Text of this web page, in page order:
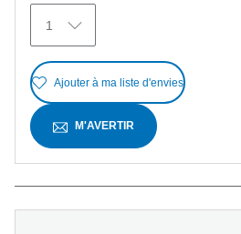
avis
1
Ajouter à ma liste d'envies
M'AVERTIR